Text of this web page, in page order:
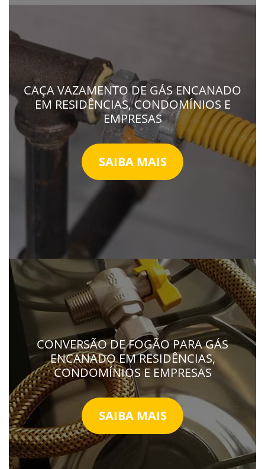
CAÇA VAZAMENTO DE GÁS ENCANADO
EM RESIDÊNCIAS, CONDOMÍNIOS E
EMPRESAS
SAIBA MAIS
CONVERSÃO DE FOGÃO PARA GÁS
ENCANADO EM RESIDÊNCIAS,
CONDOMÍNIOS E EMPRESAS
SAIBA MAIS